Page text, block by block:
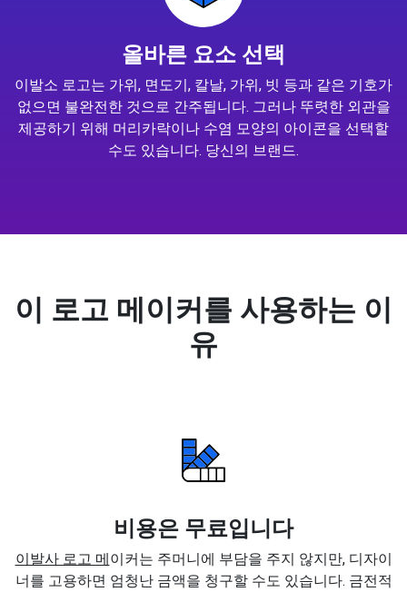
올바른 요소 선택
이발소 로고는 가위, 면도기, 칼날, 가위, 빗 등과 같은 기호가
없으면 불완전한 것으로 간주됩니다. 그러나 뚜렷한 외관을
제공하기 위해 머리카락이나 수염 모양의 아이콘을 선택할
수도 있습니다. 당신의 브랜드.
이 로고 메이커를 사용하는 이
유
비용은 무료입니다
이발사 로고 메이커는 주머니에 부담을 주지 않지만, 디자이
너를 고용하면 엄청난 금액을 청구할 수도 있습니다. 금전적